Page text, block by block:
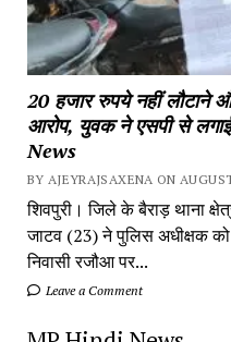
20 हजार रुपये नहीं लौटाने
आरोप, युवक ने एसपी से
News
BY AJEYRAJSAXENA ON
शिवपुरी। जिले के बैराड़ थाना
जाटव (23) ने पुलिस अधीक्षक
निवासी रजौआ पर...
Leave a Comment